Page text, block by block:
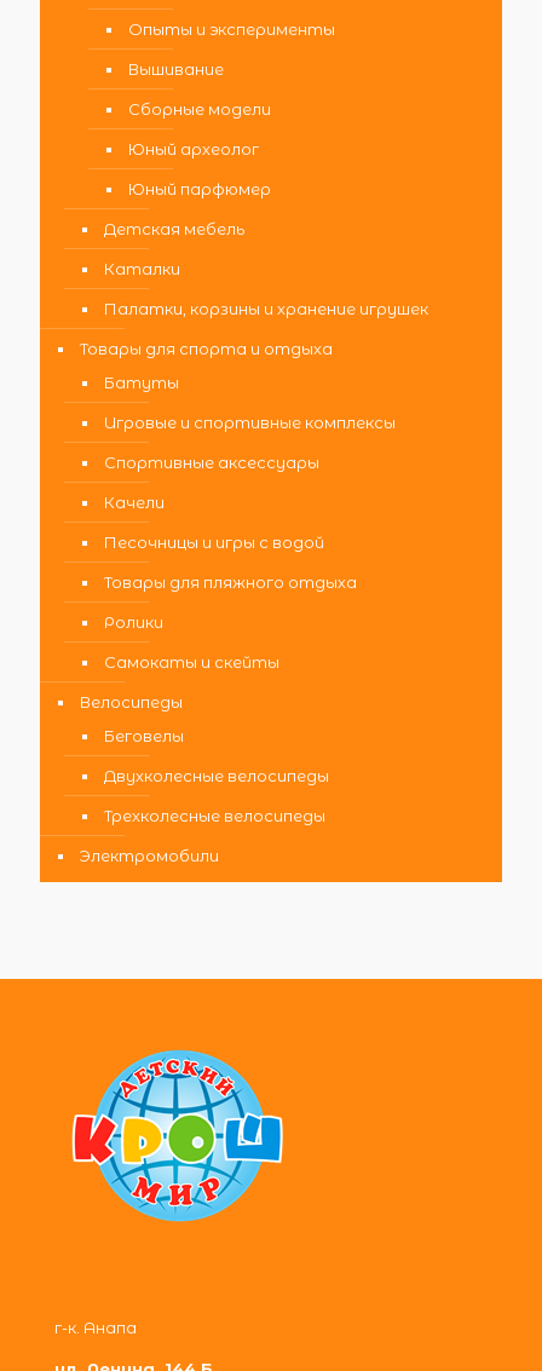
Опыты и эксперименты
Вышивание
Сборные модели
Юный археолог
Юный парфюмер
Детская мебель
Каталки
Палатки, корзины и хранение игрушек
Товары для спорта и отдыха
Батуты
Игровые и спортивные комплексы
Спортивные аксессуары
Качели
Песочницы и игры с водой
Товары для пляжного отдыха
Ролики
Самокаты и скейты
Велосипеды
Беговелы
Двухколесные велосипеды
Трехколесные велосипеды
Электромобили
г-к. Анапа